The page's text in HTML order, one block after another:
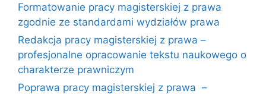
Formatowanie pracy magisterskiej z prawa
zgodnie ze standardami wydziałów prawa
Redakcja pracy magisterskiej z prawa –
profesjonalne opracowanie tekstu naukowego o
charakterze prawniczym
Poprawa pracy magisterskiej z prawa –